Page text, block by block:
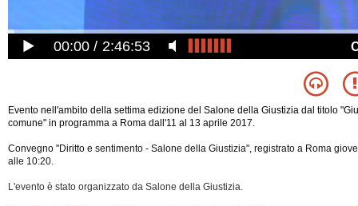
00:00 2:46:53
Evento nell'ambito della settima edizione del Salone della Giustizia dal titolo
comune" in programma a Roma dall'11 al 13 aprile 2017.
Convegno "Diritto e sentimento - Salone della Giustizia", registrato a Roma
alle 10:20.
L'evento è stato organizzato da Salone della Giustizia.